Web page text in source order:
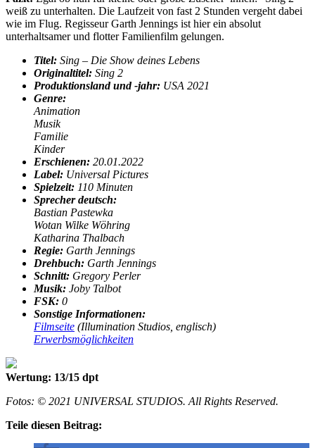
weiß zu unterhalten. Die Laufzeit von fast 2 Stunden vergeht dabei
wie im Flug. Regisseur Garth Jennings ist hier ein absolut
unterhaltsamer und flotter Familienfilm gelungen.
Titel: Sing – Die Show deines Lebens
Originaltitel: Sing 2
Produktionsland und -jahr: USA 2021
Genre:
Animation
Musik
Familie
Kinder
Erschienen: 20.01.2022
Label: Universal Pictures
Spielzeit: 110 Minuten
Sprecher deutsch:
Bastian Pastewka
Wotan Wilke Wöhring
Katharina Thalbach
Regie: Garth Jennings
Drehbuch: Garth Jennings
Schnitt: Gregory Perler
Musik: Joby Talbot
FSK: 0
Sonstige Informationen:
Filmseite (Illumination Studios, englisch)
Erwerbsmöglichkeiten
Wertung: 13/15 dpt
Fotos: © 2021 UNIVERSAL STUDIOS. All Rights Reserved.
Teile diesen Beitrag: